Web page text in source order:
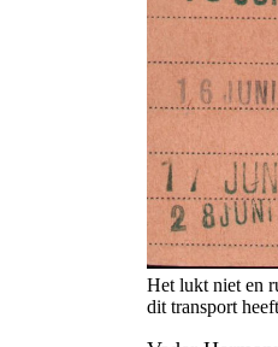
Het lukt niet en
dit transport